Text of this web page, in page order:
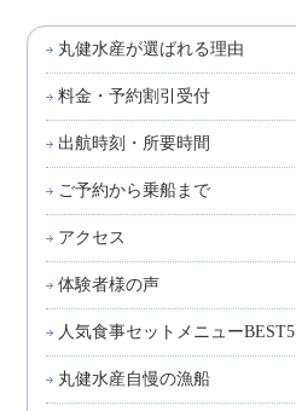
丸健水産が選ばれる理由
料金・予約割引受付
出航時刻・所要時間
ご予約から乗船まで
アクセス
体験者様の声
人気食事セットメニューBEST5
丸健水産自慢の漁船